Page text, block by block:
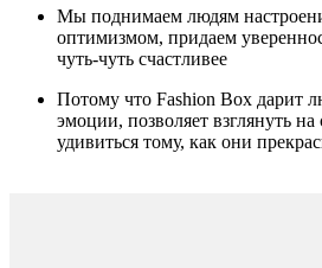
Мы поднимаем людям
оптимизмом, придаем
чуть-чуть счастливее
Потому что Fashion Box дарит
эмоции, позволяет взглянуть
удивиться тому, как они